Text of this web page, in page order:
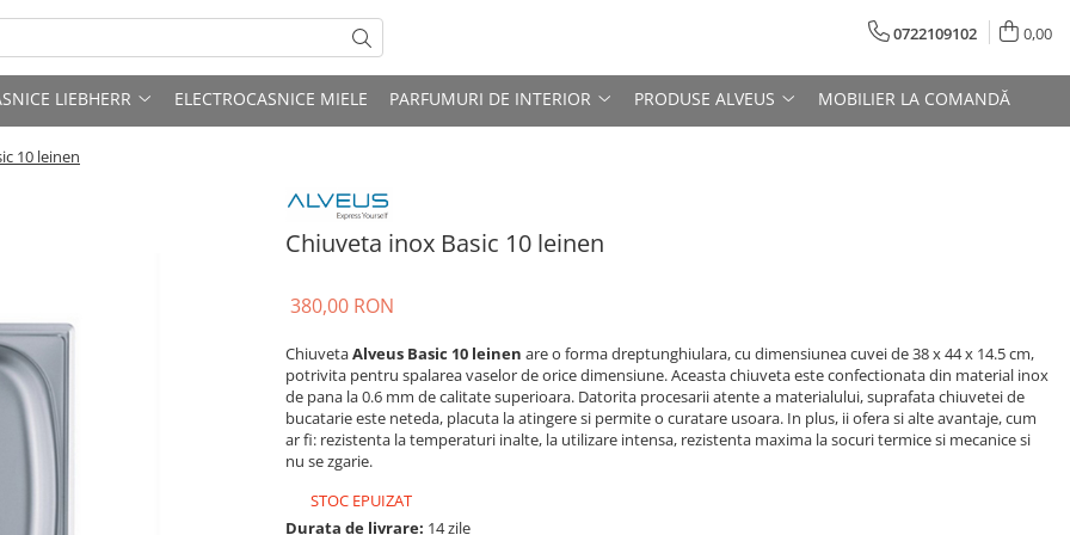
0722109102 0,00
LIEBHERR ELECTROCASNICE MIELE PARFUMURI DE INTERIOR PRODUSE ALVEUS MOBILIER LA COMANDĂ
10 leinen
Chiuveta inox Basic 10 leinen
380,00 RON
ChiuvetaAlveus Basic 10 leinen are o forma dreptunghiulara, cu dimensiunea cuvei de 38 x 44 x 14.5 cm,
potrivita pentru spalarea vaselor de orice dimensiune. Aceasta chiuveta este confectionata din material inox
de pana la 0.6 mm de calitate superioara. Datorita procesarii atente a materialului, suprafata chiuvetei de
bucatarie este neteda, placuta la atingere si permite o curatare usoara. In plus, ii ofera si alte avantaje, cum
ar fi: rezistenta la temperaturi inalte, la utilizare intensa, rezistenta maxima la socuri termice si mecanice si
nu se zgarie.
STOC EPUIZAT
Durata de livrare: 14 zile